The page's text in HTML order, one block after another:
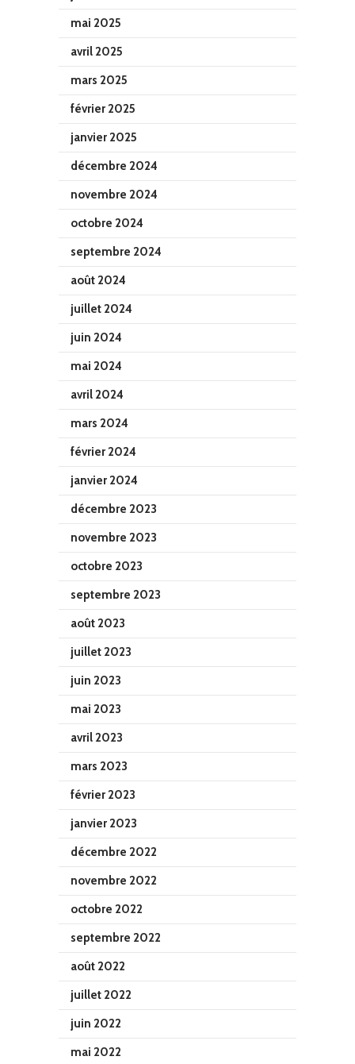
mai 2025
avril 2025
mars 2025
février 2025
janvier 2025
décembre 2024
novembre 2024
octobre 2024
septembre 2024
août 2024
juillet 2024
juin 2024
mai 2024
avril 2024
mars 2024
février 2024
janvier 2024
décembre 2023
novembre 2023
octobre 2023
septembre 2023
août 2023
juillet 2023
juin 2023
mai 2023
avril 2023
mars 2023
février 2023
janvier 2023
décembre 2022
novembre 2022
octobre 2022
septembre 2022
août 2022
juillet 2022
juin 2022
mai 2022